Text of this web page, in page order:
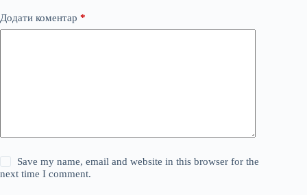
Додати коментар *
Save my name, email and website in this browser for the
next time I comment.